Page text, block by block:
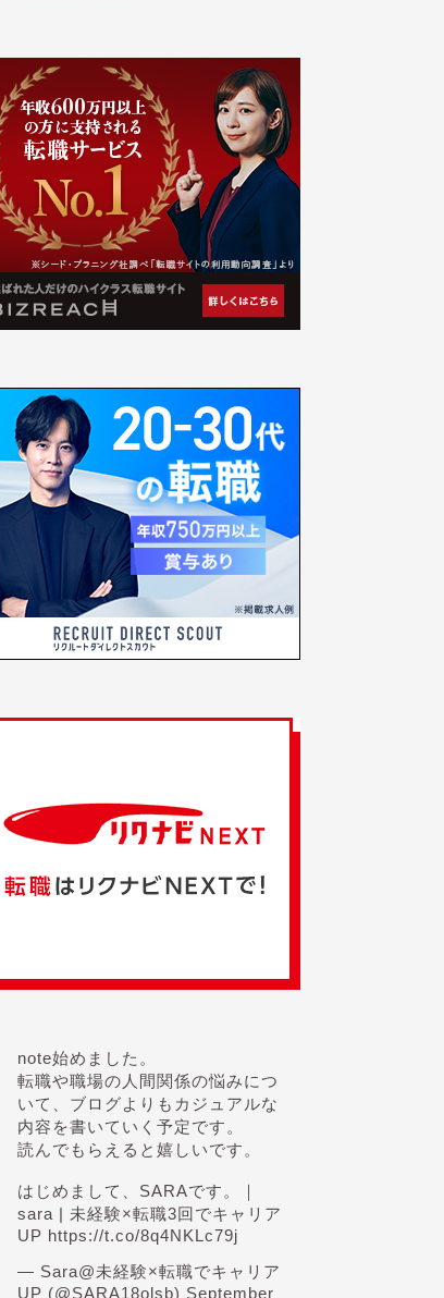
note始めました。
転職や職場の人間関係の悩みにつ
いて、ブログよりもカジュアルな
内容を書いていく予定です。
読んでもらえると嬉しいです。
はじめまして、SARAです。｜
sara | 未経験×転職3回でキャリア
UP https://t.co/8q4NKLc79j
— Sara@未経験×転職でキャリア
UP (@SARA18olsb) September